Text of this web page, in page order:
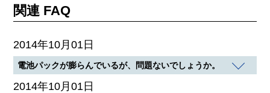
関連 FAQ
2014年10月01日
電池パックが膨らんでいるが、問題ないでしょうか。
2014年10月01日